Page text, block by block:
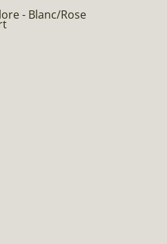
- Blanc/Rose